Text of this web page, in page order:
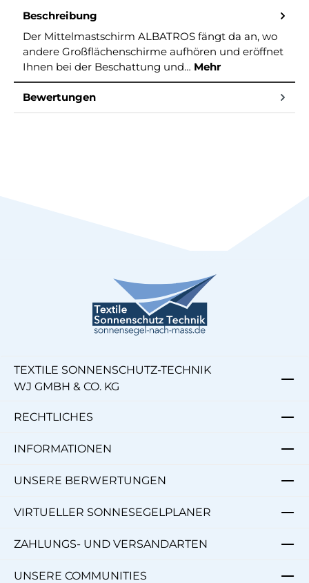
Beschreibung
Der Mittelmastschirm ALBATROS fängt da an, wo
andere Großflächenschirme aufhören und eröffnet
Ihnen bei der Beschattung und… Mehr
Bewertungen
TEXTILE SONNENSCHUTZ-TECHNIK
WJ GMBH & CO. KG
RECHTLICHES
INFORMATIONEN
UNSERE BERWERTUNGEN
VIRTUELLER SONNESEGELPLANER
ZAHLUNGS- UND VERSANDARTEN
UNSERE COMMUNITIES